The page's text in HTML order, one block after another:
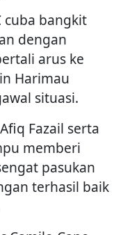
cuba bangkit
dengan
arus ke
Harimau
situasi.
Fazail serta
memberi
pasukan
terhasil baik